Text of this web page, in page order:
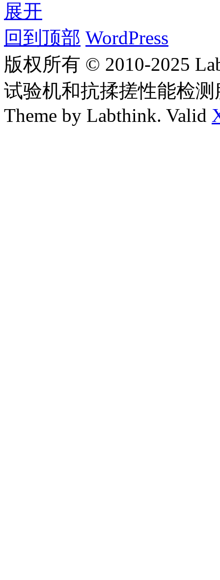
展开
回到顶部 WordPress
版权所有 © 2010-2025
试验机和抗揉搓性能检
Theme by Labthink. Valid